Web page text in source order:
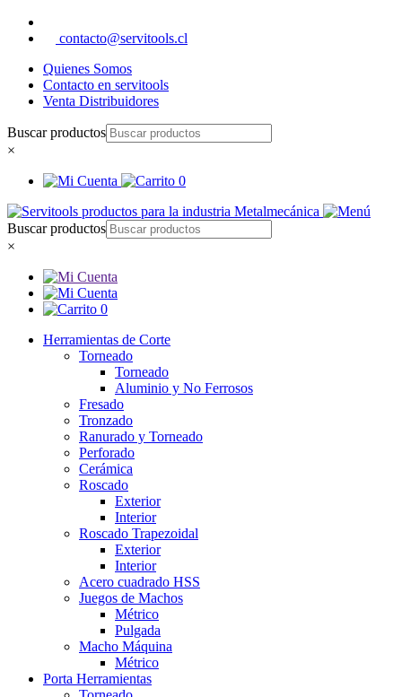
contacto@servitools.cl
Quienes Somos
Contacto en servitools
Venta Distribuidores
Buscar productos
×
0
Buscar productos
×
0
Herramientas de Corte
Torneado
Torneado
Aluminio y No Ferrosos
Fresado
Tronzado
Ranurado y Torneado
Perforado
Cerámica
Roscado
Exterior
Interior
Roscado Trapezoidal
Exterior
Interior
Acero cuadrado HSS
Juegos de Machos
Métrico
Pulgada
Macho Máquina
Métrico
Porta Herramientas